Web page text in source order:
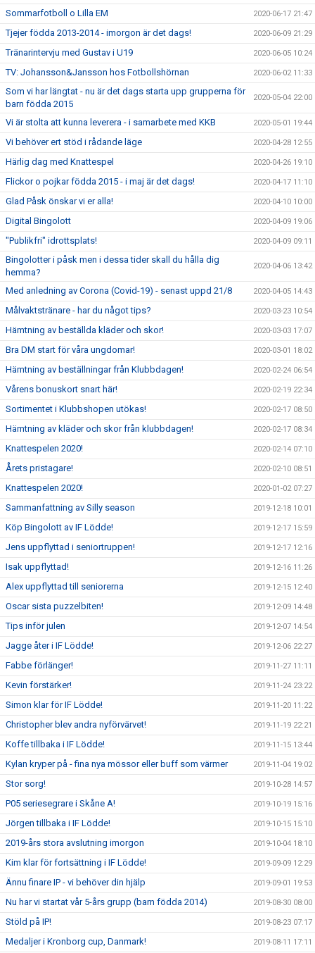
Sommarfotboll o Lilla EM 2020-06-17 21:47
Tjejer födda 2013-2014 - imorgon är det dags! 2020-06-09 21:29
Tränarintervju med Gustav i U19 2020-06-05 10:24
TV: Johansson&Jansson hos Fotbollshörnan 2020-06-02 11:33
Som vi har längtat - nu är det dags starta upp grupperna för
barn födda 2015
2020-05-04 22:00
Vi är stolta att kunna leverera - i samarbete med KKB 2020-05-01 19:44
Vi behöver ert stöd i rådande läge 2020-04-28 12:55
Härlig dag med Knattespel 2020-04-26 19:10
Flickor o pojkar födda 2015 - i maj är det dags! 2020-04-17 11:10
Glad Påsk önskar vi er alla! 2020-04-10 10:00
Digital Bingolott 2020-04-09 19:06
"Publikfri" idrottsplats! 2020-04-09 09:11
Bingolotter i påsk men i dessa tider skall du hålla dig
hemma?
2020-04-06 13:42
Med anledning av Corona (Covid-19) - senast uppd 21/8 2020-04-05 14:43
Målvaktstränare - har du något tips? 2020-03-23 10:54
Hämtning av beställda kläder och skor! 2020-03-03 17:07
Bra DM start för våra ungdomar! 2020-03-01 18:02
Hämtning av beställningar från Klubbdagen! 2020-02-24 06:54
Vårens bonuskort snart här! 2020-02-19 22:34
Sortimentet i Klubbshopen utökas! 2020-02-17 08:50
Hämtning av kläder och skor från klubbdagen! 2020-02-17 08:34
Knattespelen 2020! 2020-02-14 07:10
Årets pristagare! 2020-02-10 08:51
Knattespelen 2020! 2020-01-02 07:27
Sammanfattning av Silly season 2019-12-18 10:01
Köp Bingolott av IF Lödde! 2019-12-17 15:59
Jens uppflyttad i seniortruppen! 2019-12-17 12:16
Isak uppflyttad! 2019-12-16 11:26
Alex uppflyttad till seniorerna 2019-12-15 12:40
Oscar sista puzzelbiten! 2019-12-09 14:48
Tips inför julen 2019-12-07 14:54
Jagge åter i IF Lödde! 2019-12-06 22:27
Fabbe förlänger! 2019-11-27 11:11
Kevin förstärker! 2019-11-24 23:22
Simon klar för IF Lödde! 2019-11-20 11:22
Christopher blev andra nyförvärvet! 2019-11-19 22:21
Koffe tillbaka i IF Lödde! 2019-11-15 13:44
Kylan kryper på - fina nya mössor eller buff som värmer 2019-11-04 19:02
Stor sorg! 2019-10-28 14:57
P05 seriesegrare i Skåne A! 2019-10-19 15:16
Jörgen tillbaka i IF Lödde! 2019-10-15 15:10
2019-års stora avslutning imorgon 2019-10-04 18:10
Kim klar för fortsättning i IF Lödde! 2019-09-09 12:29
Ännu finare IP - vi behöver din hjälp 2019-09-01 19:53
Nu har vi startat vår 5-års grupp (barn födda 2014) 2019-08-30 08:00
Stöld på IP! 2019-08-23 07:17
Medaljer i Kronborg cup, Danmark! 2019-08-11 17:11